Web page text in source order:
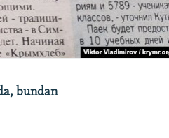
bundan